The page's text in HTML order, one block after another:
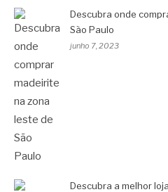
Descubra onde
São Paulo
junho 7, 2023
Descubra a melhor